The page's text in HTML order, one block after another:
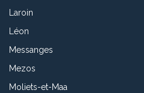
Laroin
Léon
Messanges
Mezos
Moliets-et-Maa